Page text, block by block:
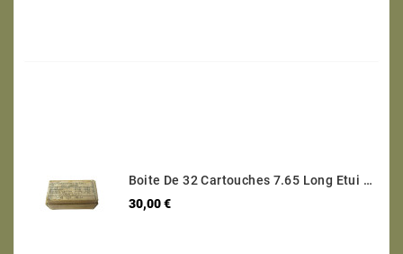
Boite De 32 Cartouches 7.65 Long Etui Laiton Categorie B Ref 95
30,00 €Prix